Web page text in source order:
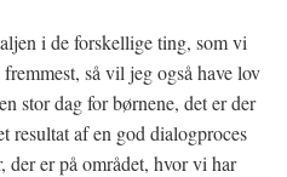
i de forskellige ting, som vi
så vil jeg også have lov
stor dag for børnene, det er der
resultat af en god dialogproces
der er på området, hvor vi har